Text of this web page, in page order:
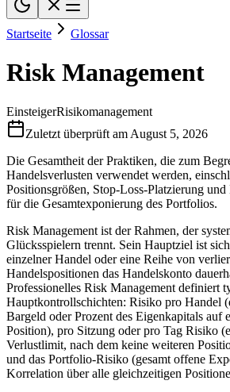
Startseite Glossar
Risk Management
EinsteigerRisikomanagement
Zuletzt überprüft am August 5, 2026
Die Gesamtheit der Praktiken, die zum
Handelsverlusten verwendet werden,
Positionsgrößen, Stop-Loss-Platzierung
für die Gesamtexponierung des Portfolios.
Risk Management ist der Rahmen, der
Glücksspielern trennt. Sein Hauptziel ist
einzelner Handel oder eine Reihe von
Handelspositionen das Handelskonto
Professionelles Risk Management definiert
Hauptkontrollschichten: Risiko pro Handel
Bargeld oder Prozent des Eigenkapitals auf
Position), pro Sitzung oder pro Tag Risiko
Verlustlimit, nach dem keine weiteren
und das Portfolio-Risiko (gesamt offene
Korrelation über alle gleichzeitigen